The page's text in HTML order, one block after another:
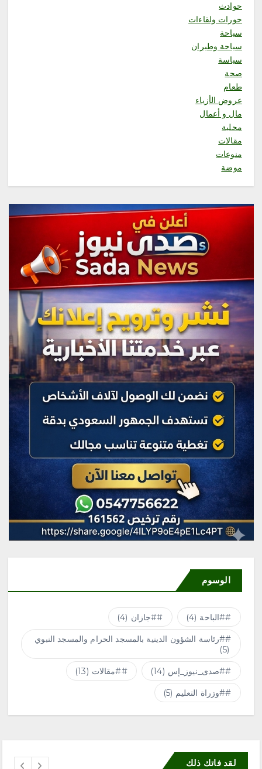
4
حوادث
حورات ولقاءات
سياحة
سياحة وطيران
سياسة
صحة
طعام
عروض الأزياء
مال و أعمال
محلية
مقالات
منوعات
موضة
الوسوم
#الباحة (4) #جازان (4)
#رئاسة الشؤون الدينية بالمسجد الحرام والمسجد النبوي
(5)
#صدى_نيوز_إس (14) #مقالات (13)
#وزراة التعليم (5)
لقد فاتك ذلك